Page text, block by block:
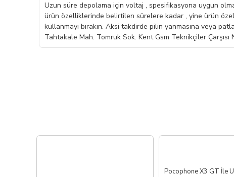
Uzun süre depolama için voltaj , spesifikasyona uygun
ürün özelliklerinde belirtilen sürelere kadar , yine ürün
kullanmayı bırakın. Aksi takdirde pilin yanmasına veya
Tahtakale Mah. Tomruk Sok. Kent Gsm Teknikçiler